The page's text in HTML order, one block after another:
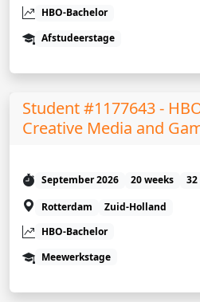
HBO-Bachelor
Afstudeerstage
Student #1177643 -
Creative Media and
September 2026 20 weeks
Rotterdam
Zuid-Holland
HBO-Bachelor
Meewerkstage